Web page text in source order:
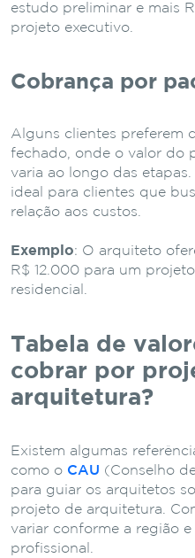
estudo preliminar e mais
projeto executivo.
Cobrança por
Alguns clientes preferem
fechado, onde o valor do
varia ao longo das
ideal para clientes que
relação aos custos.
Exemplo: O arquiteto
R$ 12.000 para um
residencial.
Tabela de
cobrar por
arquitetura?
Existem algumas
como o CAU (Conselho
para guiar os arquitetos
projeto de arquitetura.
variar conforme a região
profissional.